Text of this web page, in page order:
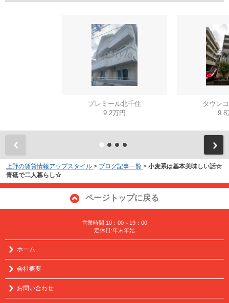
プレミール北千住
9.2万円
タウン
9.8
上野の賃貸情報アップスタイル > ブログ記事一覧 > 小麦系は基本美味しい話☆
青砥で二人暮らし☆
ページトップに戻る
営業時間:10：00～19：00
定休日:年末年始
ホーム
会社概要
お問い合わせ